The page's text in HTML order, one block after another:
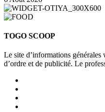
TOGO SCOOP
Le site d’informations
d’ordre et de publicité. Le